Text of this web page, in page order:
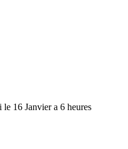
16 Janvier a 6 heures